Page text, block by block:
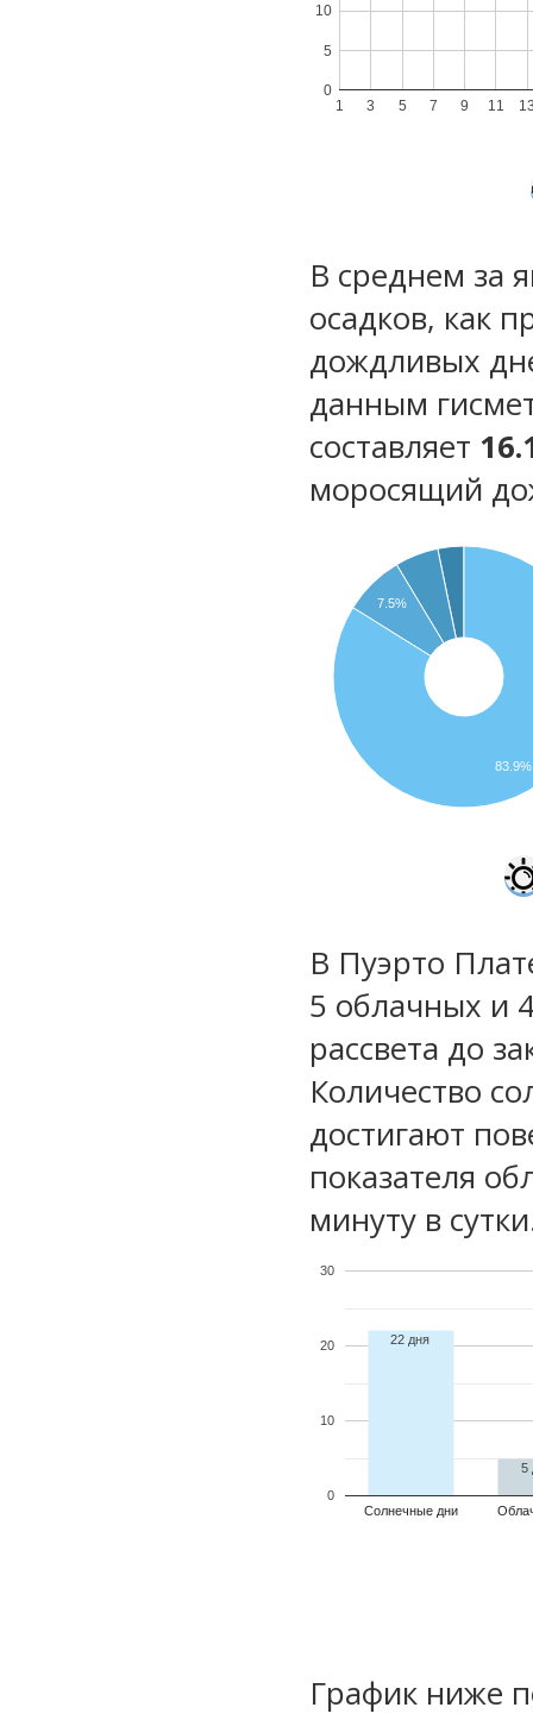
1 3 5 7 9 11
0
5
10
В среднем за
осадков, как
дождливых
данным
составляет
моросящий
7.5%
83.9%
В Пуэрто
5 облачных и
рассвета до
Количество
достигают
показателя
минуту в
Солнечные дни
0
10
20
30
22 дня
5
График ниже